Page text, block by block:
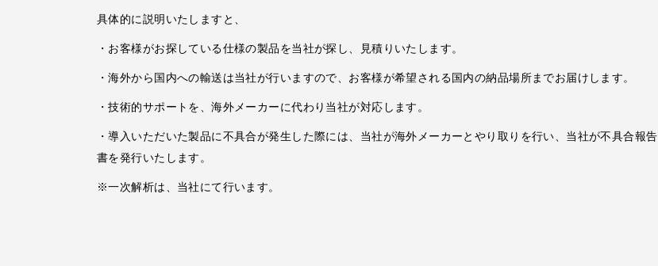
具体的に説明いたしますと、
・お客様がお探している仕様の製品を当社が探し、見積りいたします。
・海外から国内への輸送は当社が行いますので、お客様が希望される国内の納品場所までお届けします。
・技術的サポートを、海外メーカーに代わり当社が対応します。
・導入いただいた製品に不具合が発生した際には、当社が海外メーカーとやり取りを行い、当社が不具合報告
書を発行いたします。
※一次解析は、当社にて行います。